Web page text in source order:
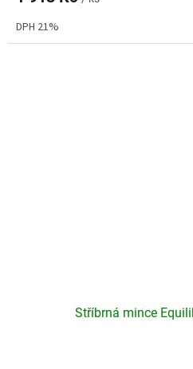
z
5
DPH 21%
Stříbrná mince